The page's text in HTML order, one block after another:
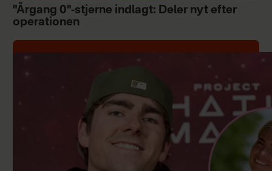
"Årgang 0"-stjerne indlagt: Deler nyt efter
operationen